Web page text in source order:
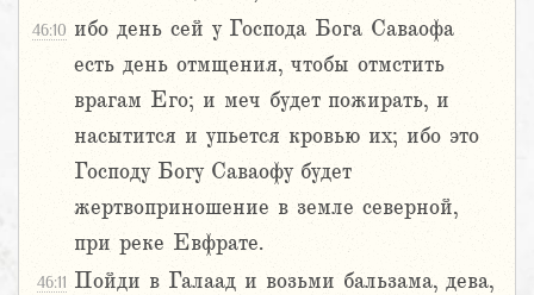
46:10 ибо день сей у Господа Бога Саваофа
есть день отмщения, чтобы отмстить
врагам Его; и меч будет пожирать, и
насытится и упьется кровью их; ибо это
Господу Богу Саваофу будет
жертвоприношение в земле северной,
при реке Евфрате.
46:11 Пойди в Галаад и возьми бальзама, дева,